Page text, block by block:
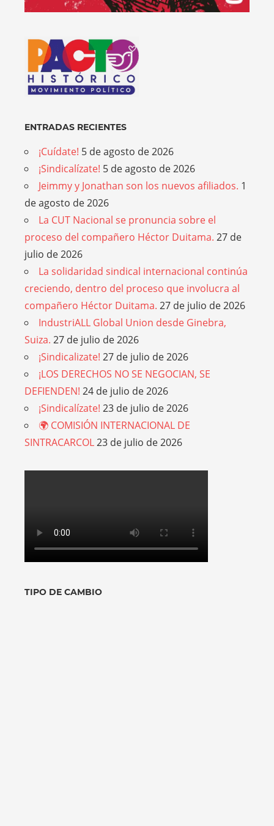
ENTRADAS RECIENTES
¡Cuídate! 5 de agosto de 2026
¡Sindicalízate! 5 de agosto de 2026
Jeimmy y Jonathan son los nuevos afiliados. 1
de agosto de 2026
La CUT Nacional se pronuncia sobre el
proceso del compañero Héctor Duitama. 27 de
julio de 2026
La solidaridad sindical internacional continúa
creciendo, dentro del proceso que involucra al
compañero Héctor Duitama. 27 de julio de 2026
IndustriALL Global Union desde Ginebra,
Suiza. 27 de julio de 2026
¡Sindicalizate! 27 de julio de 2026
¡LOS DERECHOS NO SE NEGOCIAN, SE
DEFIENDEN! 24 de julio de 2026
¡Sindicalízate! 23 de julio de 2026
🌍 COMISIÓN INTERNACIONAL DE
SINTRACARCOL23 de julio de 2026
TIPO DE CAMBIO